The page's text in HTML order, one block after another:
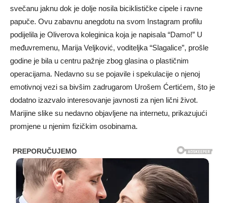
svečanu jaknu dok je dolje nosila biciklističke cipele i ravne
papuče. Ovu zabavnu anegdotu na svom Instagram profilu
podijelila je Oliverova koleginica koja je napisala “Damo!” U
međuvremenu, Marija Veljković, voditeljka “Slagalice”, prošle
godine je bila u centru pažnje zbog glasina o plastičnim
operacijama. Nedavno su se pojavile i spekulacije o njenoj
emotivnoj vezi sa bivšim zadrugarom Urošem Ćertićem, što je
dodatno izazvalo interesovanje javnosti za njen lični život.
Marijine slike su nedavno objavljene na internetu, prikazujući
promjene u njenim fizičkim osobinama.